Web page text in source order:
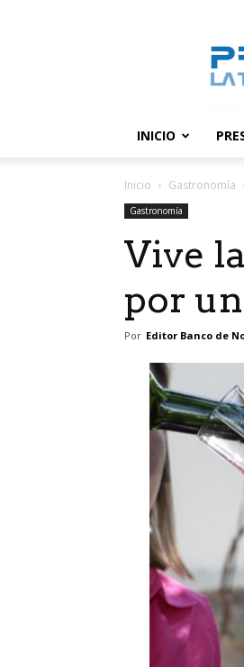
noticias
INICIO
Inicio Gastronomía
Gastronomía
Vive
por
Por Editor Banco de